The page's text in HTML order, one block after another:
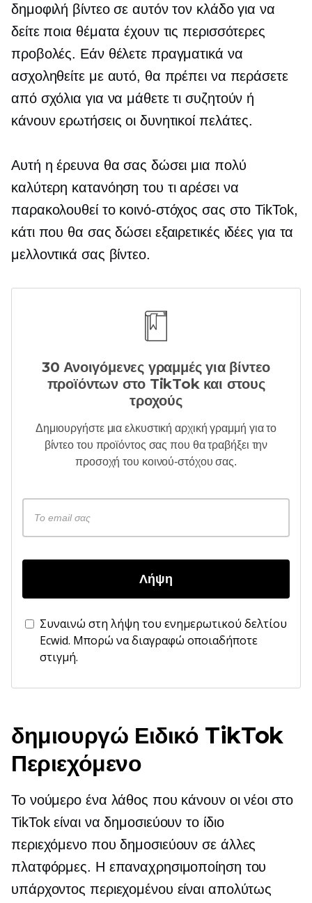
δημοφιλή βίντεο σε αυτόν τον κλάδο για να
δείτε ποια θέματα έχουν τις περισσότερες
προβολές. Εάν θέλετε πραγματικά να
ασχοληθείτε με αυτό, θα πρέπει να περάσετε
από σχόλια για να μάθετε τι συζητούν ή
κάνουν ερωτήσεις οι δυνητικοί πελάτες.
Αυτή η έρευνα θα σας δώσει μια πολύ
καλύτερη κατανόηση του τι αρέσει να
παρακολουθεί το κοινό-στόχος σας στο TikTok,
κάτι που θα σας δώσει εξαιρετικές ιδέες για τα
μελλοντικά σας βίντεο.
30 Ανοιγόμενες γραμμές για βίντεο
προϊόντων στο TikTok και στους
τροχούς
Δημιουργήστε μια ελκυστική αρχική γραμμή για το
βίντεο του προϊόντος σας που θα τραβήξει την
προσοχή του κοινού-στόχου σας.
Λήψη
Συναινώ στη λήψη του ενημερωτικού δελτίου
Ecwid. Μπορώ να διαγραφώ οποιαδήποτε
στιγμή.
δημιουργώ Ειδικό TikTok
Περιεχόμενο
Το νούμερο ένα λάθος που κάνουν οι νέοι στο
TikTok είναι να δημοσιεύουν το ίδιο
περιεχόμενο που δημοσιεύουν σε άλλες
πλατφόρμες. Η επαναχρησιμοποίηση του
υπάρχοντος περιεχομένου είναι απολύτως